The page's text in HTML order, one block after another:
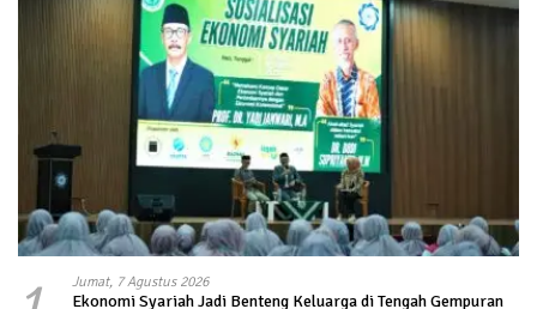
Jumat, 7 Agustus 2026
Ekonomi Syariah Jadi Benteng Keluarga di Tengah Gempuran